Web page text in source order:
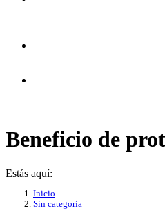
Beneficio de
Estás aquí:
Inicio
Sin categoría